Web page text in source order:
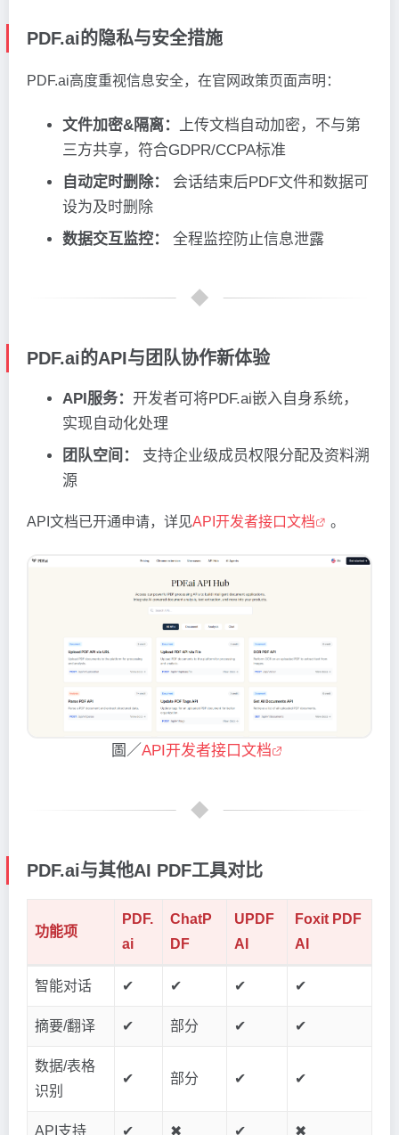
PDF.ai的隐私与安全措施
PDF.ai高度重视信息安全，在官网政策页面声明：
文件加密&隔离： 上传文档自动加密，不与第
三方共享，符合GDPR/CCPA标准
自动定时删除：
会话结束后PDF文件和数据可
设为及时删除
数据交互监控：
全程监控防止信息泄露
PDF.ai的API与团队协作新体验
API服务： 开发者可将PDF.ai嵌入自身系统，
实现自动化处理
团队空间：
支持企业级成员权限分配及资料溯
源
API文档已开通申请，详见API开发者接口文档 。
圖／API开发者接口文档
PDF.ai与其他AI PDF工具对比
功能项
PDF.
ai
ChatP
DF
UPDF
AI
Foxit PDF
AI
智能对话 ✔ ✔ ✔ ✔
摘要/翻译 ✔ 部分 ✔ ✔
数据/表格
识别
✔ 部分 ✔ ✔
API支持 ✔ ✖ ✔ ✖